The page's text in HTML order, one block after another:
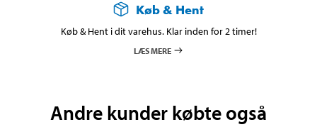
Køb & Hent
Køb & Hent i dit varehus. Klar inden for 2 timer!
LÆS MERE
Andre kunder købte også